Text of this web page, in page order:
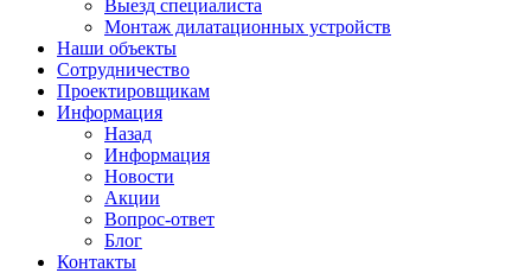
Выезд специалиста
Монтаж дилатационных устройств
Наши объекты
Сотрудничество
Проектировщикам
Информация
Назад
Информация
Новости
Акции
Вопрос-ответ
Блог
Контакты